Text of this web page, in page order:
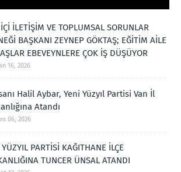
İLETİŞİM VE TOPLUMSAL SORUNLAR
BAŞKANI ZEYNEP GÖKTAŞ; EĞİTİM AİLE
EBEVEYNLERE ÇOK İŞ DÜŞÜYOR
16, 2026
Halil Aybar, Yeni Yüzyıl Partisi Van İl
Atandı
06, 2026
PARTİSİ KAĞITHANE İLÇE
TUNCER ÜNSAL ATANDI